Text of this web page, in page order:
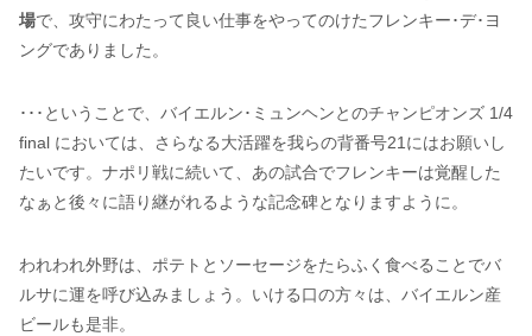
場で、攻守にわたって良い仕事をやってのけたフレンキー･デ･ヨ
ングでありました。
･･･ということで、バイエルン･ミュンヘンとのチャンピオンズ 1/4
final においては、さらなる大活躍を我らの背番号21にはお願いし
たいです。ナポリ戦に続いて、あの試合でフレンキーは覚醒した
なぁと後々に語り継がれるような記念碑となりますように。
われわれ外野は、ポテトとソーセージをたらふく食べることでバ
ルサに運を呼び込みましょう。いける口の方々は、バイエルン産
ビールも是非。